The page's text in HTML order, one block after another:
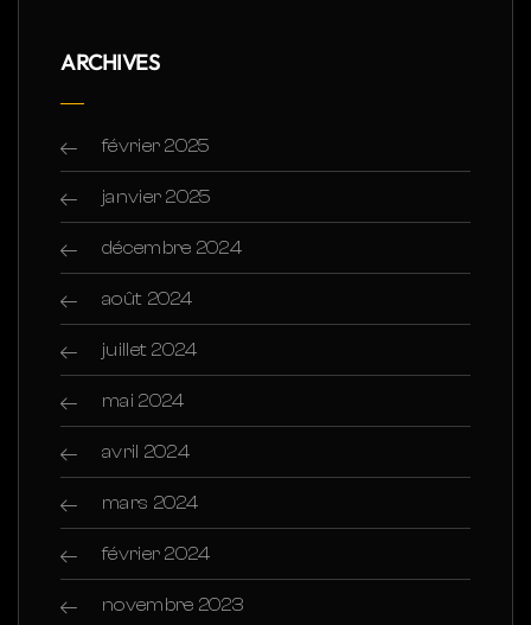
ARCHIVES
février 2025
janvier 2025
décembre 2024
août 2024
juillet 2024
mai 2024
avril 2024
mars 2024
février 2024
novembre 2023